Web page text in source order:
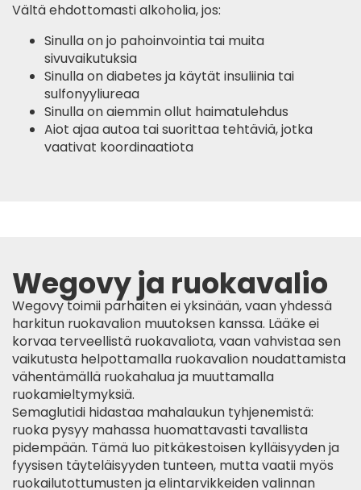
Vältä ehdottomasti alkoholia, jos:
Sinulla on jo pahoinvointia tai muita
sivuvaikutuksia
Sinulla on diabetes ja käytät insuliinia tai
sulfonyyliureaa
Sinulla on aiemmin ollut haimatulehdus
Aiot ajaa autoa tai suorittaa tehtäviä, jotka
vaativat koordinaatiota
Wegovy ja ruokavalio
Wegovy toimii parhaiten ei yksinään, vaan yhdessä
harkitun ruokavalion muutoksen kanssa. Lääke ei
korvaa terveellistä ruokavaliota, vaan vahvistaa sen
vaikutusta helpottamalla ruokavalion noudattamista
vähentämällä ruokahalua ja muuttamalla
ruokamieltymyksiä.
Semaglutidi hidastaa mahalaukun tyhjenemistä:
ruoka pysyy mahassa huomattavasti tavallista
pidempään. Tämä luo pitkäkestoisen kylläisyyden ja
fyysisen täyteläisyyden tunteen, mutta vaatii myös
ruokailutottumusten ja elintarvikkeiden valinnan